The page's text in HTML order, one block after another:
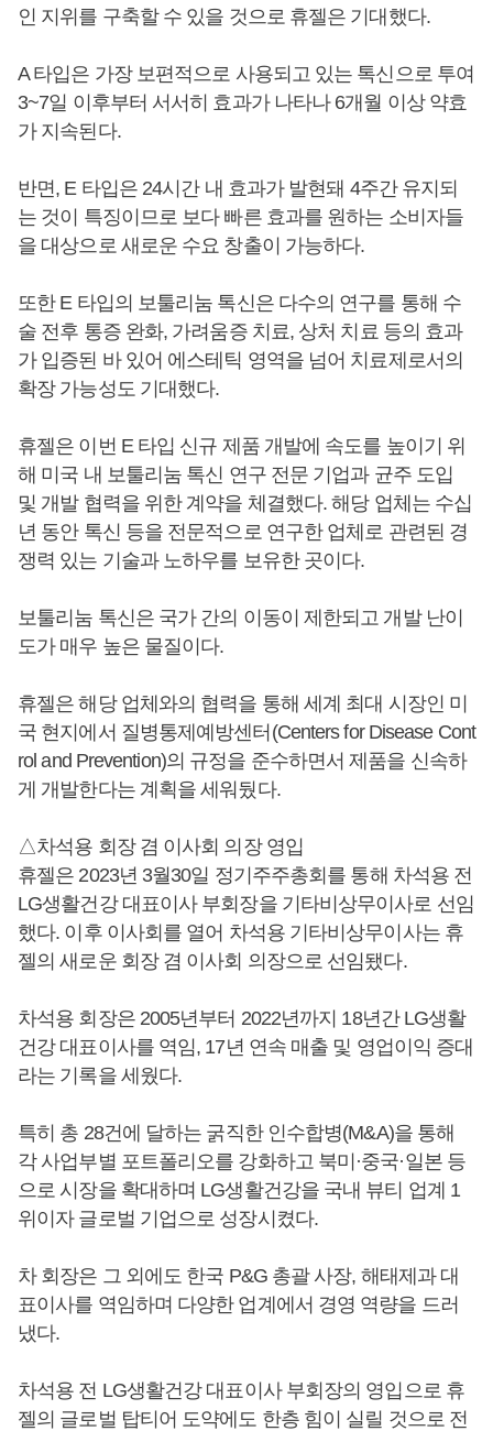
인 지위를 구축할 수 있을 것으로 휴젤은 기대했다.
A 타입은 가장 보편적으로 사용되고 있는 톡신으로 투여
3~7일 이후부터 서서히 효과가 나타나 6개월 이상 약효
가 지속된다.
반면, E 타입은 24시간 내 효과가 발현돼 4주간 유지되
는 것이 특징이므로 보다 빠른 효과를 원하는 소비자들
을 대상으로 새로운 수요 창출이 가능하다.
또한 E 타입의 보툴리눔 톡신은 다수의 연구를 통해 수
술 전후 통증 완화, 가려움증 치료, 상처 치료 등의 효과
가 입증된 바 있어 에스테틱 영역을 넘어 치료제로서의
확장 가능성도 기대했다.
휴젤은 이번 E 타입 신규 제품 개발에 속도를 높이기 위
해 미국 내 보툴리눔 톡신 연구 전문 기업과 균주 도입
및 개발 협력을 위한 계약을 체결했다. 해당 업체는 수십
년 동안 톡신 등을 전문적으로 연구한 업체로 관련된 경
쟁력 있는 기술과 노하우를 보유한 곳이다.
보툴리눔 톡신은 국가 간의 이동이 제한되고 개발 난이
도가 매우 높은 물질이다.
휴젤은 해당 업체와의 협력을 통해 세계 최대 시장인 미
국 현지에서 질병통제예방센터(Centers for Disease Cont
rol and Prevention)의 규정을 준수하면서 제품을 신속하
게 개발한다는 계획을 세워뒀다.
△차석용 회장 겸 이사회 의장 영입
휴젤은 2023년 3월30일 정기주주총회를 통해 차석용 전
LG생활건강 대표이사 부회장을 기타비상무이사로 선임
했다. 이후 이사회를 열어 차석용 기타비상무이사는 휴
젤의 새로운 회장 겸 이사회 의장으로 선임됐다.
차석용 회장은 2005년부터 2022년까지 18년간 LG생활
건강 대표이사를 역임, 17년 연속 매출 및 영업이익 증대
라는 기록을 세웠다.
특히 총 28건에 달하는 굵직한 인수합병(M&A)을 통해
각 사업부별 포트폴리오를 강화하고 북미·중국·일본 등
으로 시장을 확대하며 LG생활건강을 국내 뷰티 업계 1
위이자 글로벌 기업으로 성장시켰다.
차 회장은 그 외에도 한국 P&G 총괄 사장, 해태제과 대
표이사를 역임하며 다양한 업계에서 경영 역량을 드러
냈다.
차석용 전 LG생활건강 대표이사 부회장의 영입으로 휴
젤의 글로벌 탑티어 도약에도 한층 힘이 실릴 것으로 전